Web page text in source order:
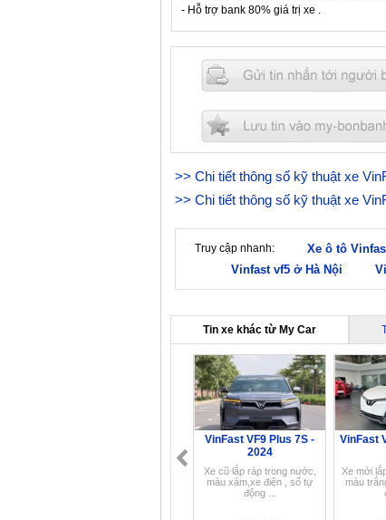
- Hỗ trợ bank 80% giá trị xe .
>> Chi tiết thông số kỹ thuật xe
>> Chi tiết thông số kỹ thuật xe
Truy cập nhanh: Xe ô tô
Vinfast vf5 ở Hà Nội
Tin xe khác từ My Car
VinFast VF9 Plus 7S -
2024
Xe cũ lắp ráp trong nước,
màu xám,xe điện , số tự
động ...
VinFast
Xe mới
màu